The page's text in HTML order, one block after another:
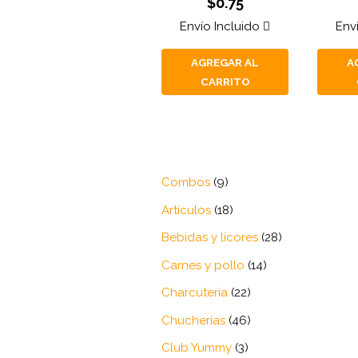
con
de
5
Envío Incluido
AGREGAR AL
CARRITO
5
Combos 99
productos
Artículos 1818
productos
Bebidas y licores 2828
Carnes y pollo 1414
Charcutería 2222
productos
Chucherías 4646
productos
Club Yummy 33